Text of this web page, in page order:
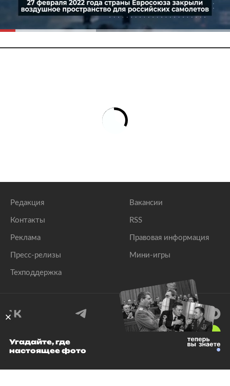
Редакция
Контакты
Реклама
Пресс-релизы
Техподдержка
Вакансии
RSS
Правовая информация
Мини-игры
© 1999–2026 Все права защищены.
Угадайте, где
настоящее фото